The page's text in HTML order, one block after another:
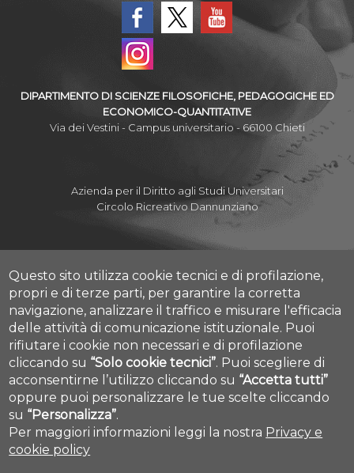
DIPARTIMENTO DI SCIENZE FILOSOFICHE, PEDAGOGICHE ED
ECONOMICO-QUANTITATIVE
Via dei Vestini - Campus universitario - 66100 Chieti
Azienda per il Diritto agli Studi Universitari
Circolo Ricreativo Dannunziano
Albo Pretorio Online
Amministrazione Trasparente
Mettiamoci la Faccia
Fatturazione elettronica
Contatti
Mappa Campus Chieti
Mappa Campus Pescara
Cookie settings
Questo sito utilizza cookie tecnici e di profilazione,
propri e di terze parti, per garantire la corretta
navigazione, analizzare il traffico e misurare l'efficacia
delle attività di comunicazione istituzionale. Puoi
rifiutare i cookie non necessari e di profilazione
cliccando su “Solo cookie tecnici”. Puoi scegliere di
acconsentirne l’utilizzo cliccando su “Accetta tutti”
oppure puoi personalizzare le tue scelte cliccando
su “Personalizza”.
Per maggiori informazioni leggi la nostra Privacy e
cookie policy